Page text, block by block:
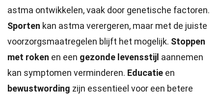
astma ontwikkelen, vaak door genetische factoren.
Sporten kan astma verergeren, maar met de juiste
voorzorgsmaatregelen blijft het mogelijk. Stoppen
met roken en een gezonde levensstijl aannemen
kan symptomen verminderen. Educatie en
bewustwording zijn essentieel voor een betere